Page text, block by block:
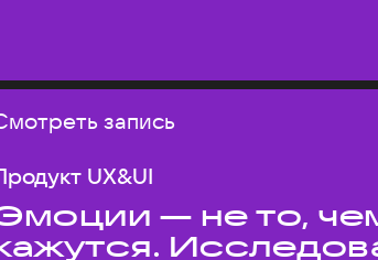
запись
UX&UI
— не то,